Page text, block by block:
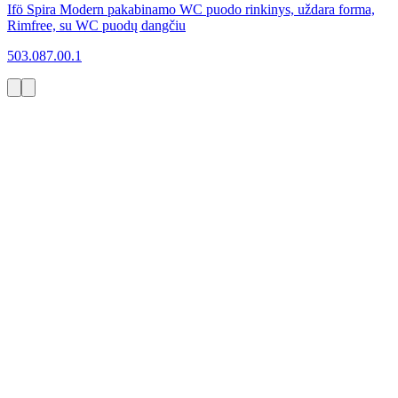
Ifö Spira Modern pakabinamo WC puodo rinkinys, uždara forma,
Rimfree, su WC puodų dangčiu
503.087.00.1